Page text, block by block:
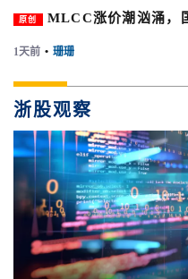
原创 MLCC涨价潮汹涌，
1天前 • 珊珊
浙股观察